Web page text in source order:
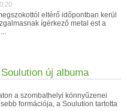
eltérő időpontban kerül
ígérkező metal est a
új albuma
a szombathelyi könnyűzenei
formációja, a Soulution tartotta